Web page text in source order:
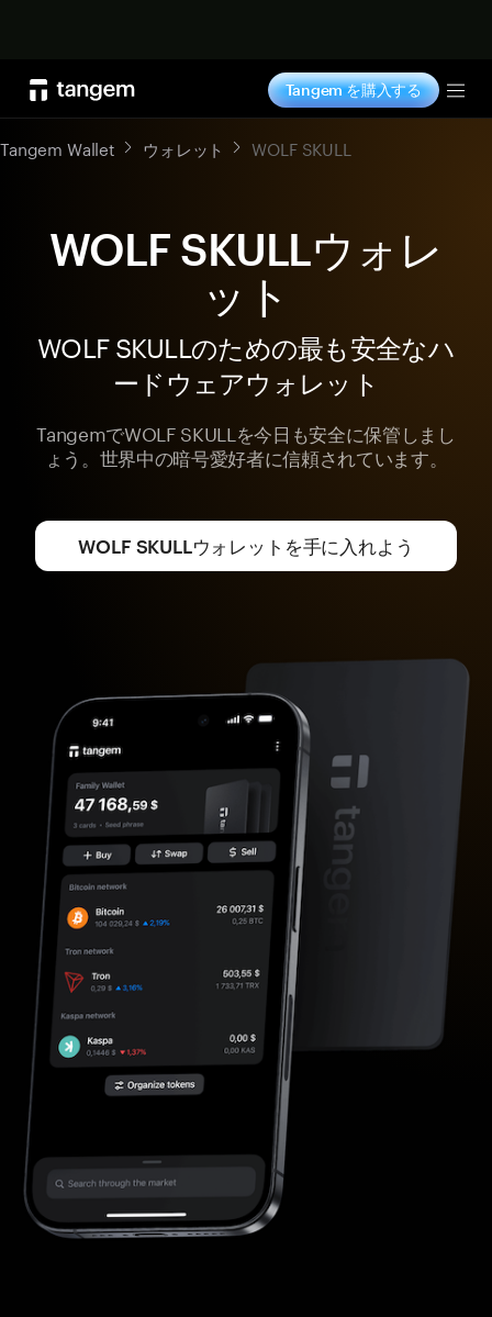
Tangem を購入する
Tangem Wallet ウォレット WOLF SKULL
WOLF SKULLウォレ
ット
WOLF SKULLのための最も安全なハ
ードウェアウォレット
TangemでWOLF SKULLを今日も安全に保管しまし
ょう。世界中の暗号愛好者に信頼されています。
WOLF SKULLウォレットを手に入れよう